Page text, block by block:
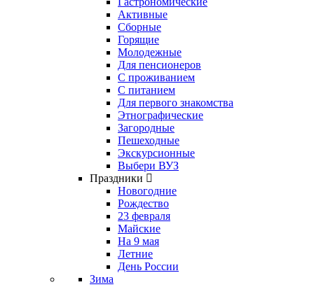
Активные
Сборные
Горящие
Молодежные
Для пенсионеров
С проживанием
С питанием
Для первого знакомства
Этнографические
Загородные
Пешеходные
Экскурсионные
Выбери ВУЗ
Праздники
Новогодние
Рождество
23 февраля
Майские
На 9 мая
Летние
День России
Зима